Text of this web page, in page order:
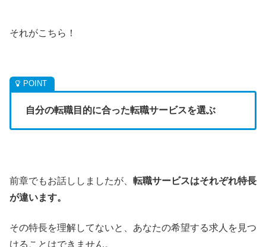
それがこちら！
自分の転職目的に合った転職サービスを選ぶ
前章でもお話ししましたが、 転職サービスはそれぞれ特長
が違います。
その特長を理解してないと、あなたの希望する求人を見つ
けることはできません。